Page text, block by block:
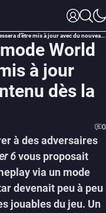
Street Fighter 6 : Le mode World Tour cessera d’être mis à jour avec du nouveau contenu dès la saison 4 du jeu
World
à jour
dès la
0
à des adversaires
6vous proposait
via un mode
devenait peu à peu
jouables du jeu. Un